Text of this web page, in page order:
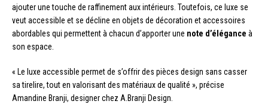
ajouter une touche de raffinement aux intérieurs. Toutefois, ce luxe se
veut accessible et se décline en objets de décoration et accessoires
abordables qui permettent à chacun d’apporter une note d’élégance à
son espace.
« Le luxe accessible permet de s’offrir des pièces design sans casser
sa tirelire, tout en valorisant des matériaux de qualité », précise
Amandine Branji, designer chez A.Branji Design.